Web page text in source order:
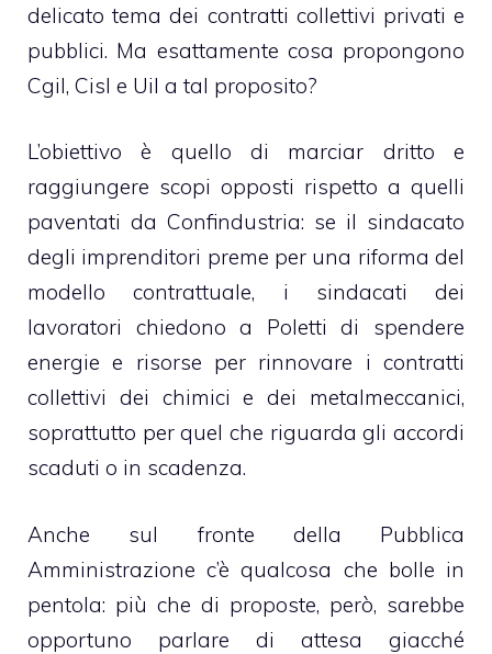
delicato tema dei contratti collettivi privati e
pubblici. Ma esattamente cosa propongono
Cgil, Cisl e Uil a tal proposito?
L’obiettivo è quello di marciar dritto e
raggiungere scopi opposti rispetto a quelli
paventati da Confindustria: se il sindacato
degli imprenditori preme per una riforma del
modello contrattuale, i sindacati dei
lavoratori chiedono a Poletti di spendere
energie e risorse per rinnovare i contratti
collettivi dei chimici e dei metalmeccanici,
soprattutto per quel che riguarda gli accordi
scaduti o in scadenza.
Anche sul fronte della Pubblica
Amministrazione c’è qualcosa che bolle in
pentola: più che di proposte, però, sarebbe
opportuno parlare di attesa giacché